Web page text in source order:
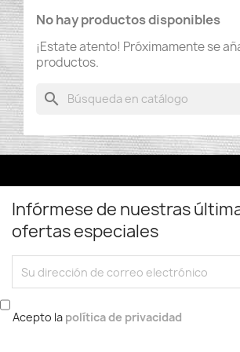
No hay productos disponibles
¡Estate atento! Próximamente se
productos.
search
Infórmese de nuestras
ofertas especiales
Acepto la política de privacidad